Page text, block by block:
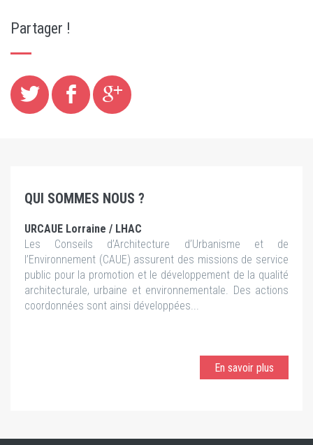
Partager !
QUI SOMMES NOUS ?
URCAUE Lorraine / LHAC
Les Conseils d’Architecture d’Urbanisme et de
l’Environnement (CAUE) assurent des missions de service
public pour la promotion et le développement de la qualité
architecturale, urbaine et environnementale. Des actions
coordonnées sont ainsi développées...
En savoir plus